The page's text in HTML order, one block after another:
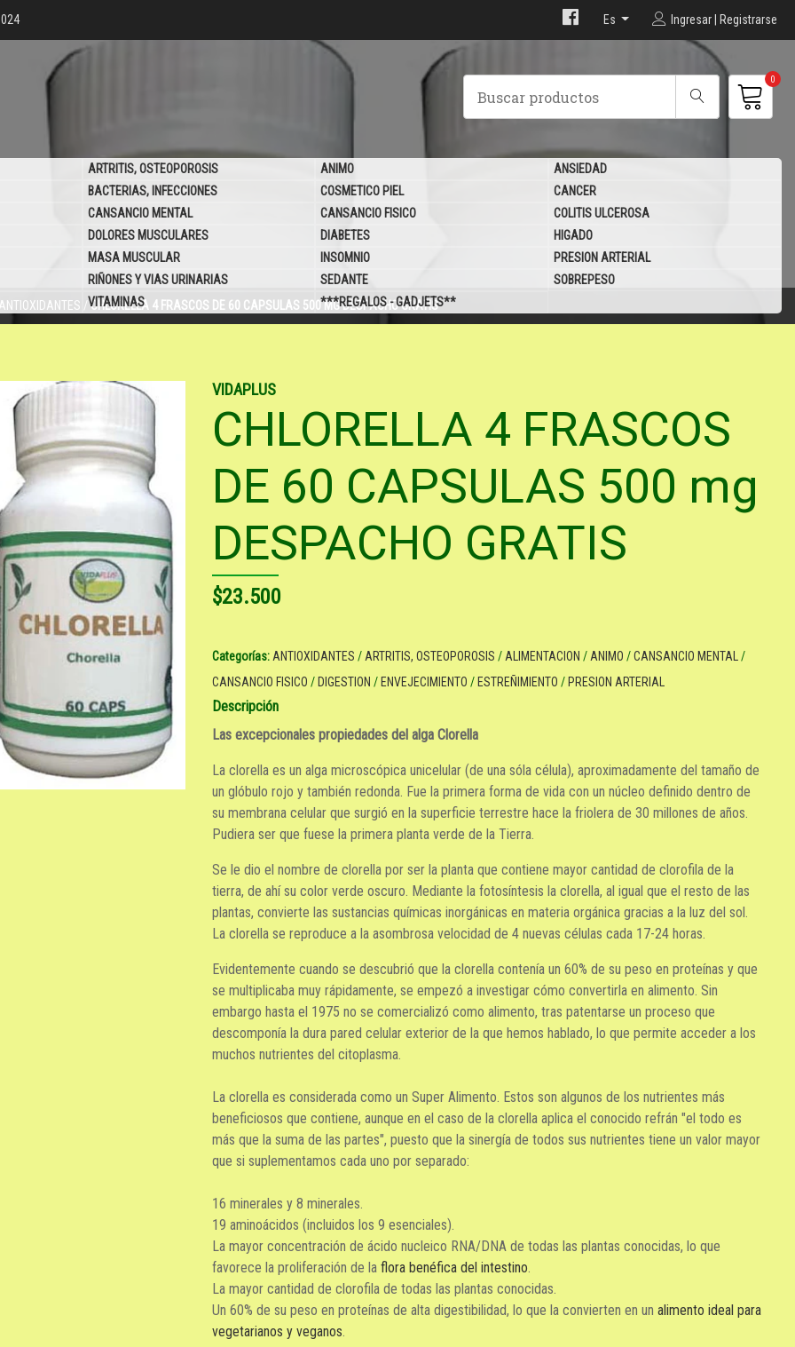
Es Ingresar | Registrarse
0
ARTRITIS, OSTEOPOROSIS ANIMO
ANSIEDAD
BACTERIAS, INFECCIONES
COSMETICO PIEL
CANCER
CANSANCIO MENTAL
CANSANCIO FISICO
COLITIS ULCEROSA
DOLORES MUSCULARES
DIABETES
HIGADO
MASA MUSCULAR
INSOMNIO
PRESION ARTERIAL
RIÑONES Y VIAS URINARIAS
SEDANTE
SOBREPESO
VITAMINAS
***REGALOS - GADJETS**
/ CHLORELLA 4 FRASCOS DE 60 CAPSULAS 500 MG DESPACHO GRATIS
VIDAPLUS
CHLORELLA 4 FRASCOS
DE 60 CAPSULAS 500 mg
DESPACHO GRATIS
$23.500
Categorías: ANTIOXIDANTES / ARTRITIS, OSTEOPOROSIS / ALIMENTACION / ANIMO /CANSANCIO MENTAL
/
CANSANCIO FISICO / DIGESTION / ENVEJECIMIENTO / ESTREÑIMIENTO / PRESION ARTERIAL
Descripción
Las excepcionales propiedades del alga Clorella
La clorella es un alga microscópica unicelular (de una sóla célula), aproximadamente del tamaño de
un glóbulo rojo y también redonda. Fue la primera forma de vida con un núcleo definido dentro de
su membrana celular que surgió en la superficie terrestre hace la friolera de 30 millones de años.
Pudiera ser que fuese la primera planta verde de la Tierra.
Se le dio el nombre de clorella por ser la planta que contiene mayor cantidad de clorofila de la
tierra, de ahí su color verde oscuro. Mediante la fotosíntesis la clorella, al igual que el resto de las
plantas, convierte las sustancias químicas inorgánicas en materia orgánica gracias a la luz del sol.
La clorella se reproduce a la asombrosa velocidad de 4 nuevas células cada 17-24 horas.
Evidentemente cuando se descubrió que la clorella contenía un 60% de su peso en proteínas y que
se multiplicaba muy rápidamente, se empezó a investigar cómo convertirla en alimento. Sin
embargo hasta el 1975 no se comercializó como alimento, tras patentarse un proceso que
descomponía la dura pared celular exterior de la que hemos hablado, lo que permite acceder a los
muchos nutrientes del citoplasma.
La clorella es considerada como un Super Alimento. Estos son algunos de los nutrientes más
beneficiosos que contiene, aunque en el caso de la clorella aplica el conocido refrán "el todo es
más que la suma de las partes", puesto que la sinergía de todos sus nutrientes tiene un valor mayor
que si suplementamos cada uno por separado:
16 minerales y 8 minerales.
19 aminoácidos (incluidos los 9 esenciales).
La mayor concentración de ácido nucleico RNA/DNA de todas las plantas conocidas, lo que
favorece la proliferación de la flora benéfica del intestino.
La mayor cantidad de clorofila de todas las plantas conocidas.
Un 60% de su peso en proteínas de alta digestibilidad, lo que la convierten en un alimento ideal para
vegetarianos y veganos.